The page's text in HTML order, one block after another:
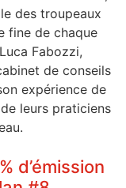
des troupeaux
fine de chaque
Fabozzi,
de conseils
expérience de
leurs praticiens
d’émission